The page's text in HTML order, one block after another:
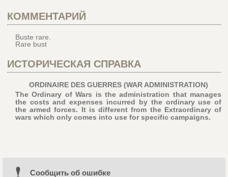
КОММЕНТАРИЙ
Buste rare.
Rare bust
ИСТОРИЧЕСКАЯ СПРАВКА
ORDINAIRE DES GUERRES (WAR ADMINISTRATION)
The Ordinary of Wars is the administration that manages
the costs and expenses incurred by the ordinary use of
the armed forces. It is different from the Extraordinary of
wars which only comes into use for specific campaigns.
Cообщить об ошибке